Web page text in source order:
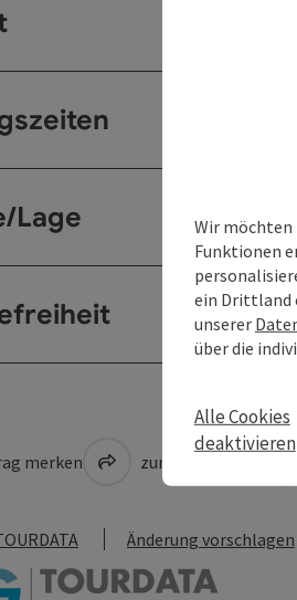
Lage
merken zum Merkzettel
Änderung vorschlagen
Wir möchten
Funktionen
ein Drittland
unserer
über die
Alle Cookies
deaktivieren